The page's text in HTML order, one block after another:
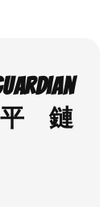
平 鏈